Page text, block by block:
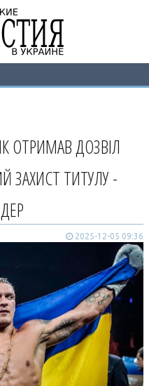
ОТРИМАВ ДОЗВІЛ
ЗАХИСТ ТИТУЛУ -
2025-12-05 09:36